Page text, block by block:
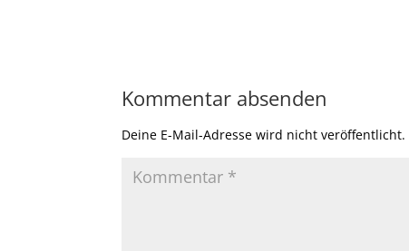
Kommentar absenden
Deine E-Mail-Adresse wird nicht veröffentlicht.